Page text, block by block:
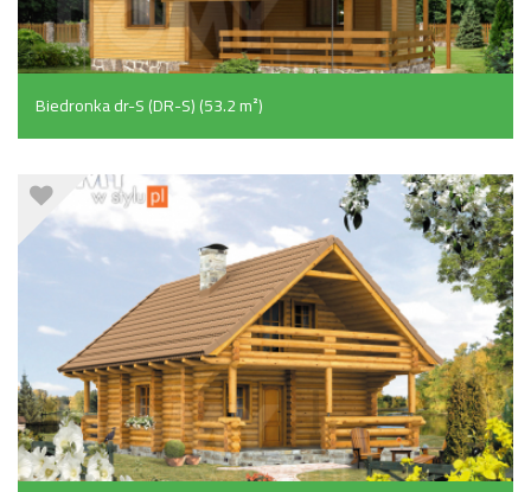
Biedronka dr-S (DR-S) (53.2 m²)